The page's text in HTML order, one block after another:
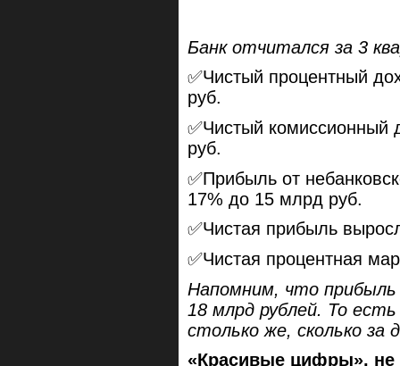
Банк отчитался за 3
✅Чистый процентный
руб.
✅Чистый
руб.
✅Прибыль от
17% до 15 млрд руб.
✅Чистая прибыль
✅Чистая процентная
Напомним, что прибыль
18 млрд рублей. То
столько же, сколько за
«Красивые цифры», не